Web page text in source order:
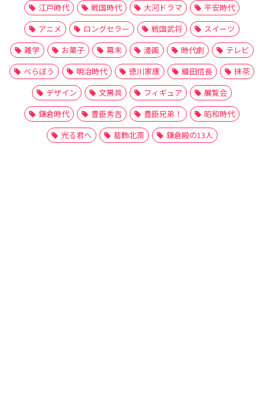
江戸時代 戦国時代 大河ドラマ
平安時代
アニメ
ロングセラー 戦国武将
スイーツ
雑学
お菓子 幕末 漫画 時代劇
テレビ
べらぼう
明治時代 徳川家康 織田信長
抹茶
デザイン
文房具 フィギュア
展覧会
鎌倉時代
豊臣秀吉 豊臣兄弟！
昭和時代
光る君へ
葛飾北斎 鎌倉殿の13人